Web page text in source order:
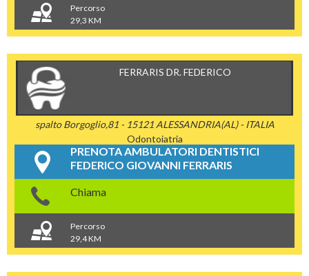
Percorso
29,3 KM
FERRARIS DR. FEDERICO
spalto Borgoglio,81 - 15121 ALESSANDRIA(AL) - ITALIA
Odontoiatria
PRENOTA AMBULATORI DENTISTICI
FEDERICO GIOVANNI FERRARIS
Chiama
Percorso
29,4 KM